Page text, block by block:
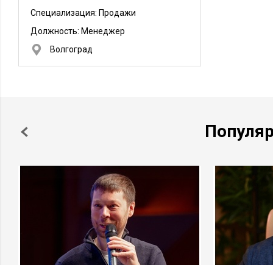
Специализация: Продажи
Должность: Менеджер
Волгоград